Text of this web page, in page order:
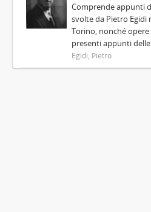
Comprende appunti
svolte da Pietro Egidi
Torino, nonché
presenti appunti
Egidi, Pietro